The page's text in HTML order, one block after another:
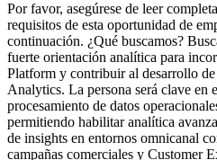
Por favor, asegúrese de leer
requisitos de esta oportunidad de
continuación. ¿Qué buscamos?
fuerte orientación analítica para
Platform y contribuir al desarrollo
Analytics. La persona será clave en
procesamiento de datos
permitiendo habilitar analítica
de insights en entornos omnicanal
campañas comerciales y Customer